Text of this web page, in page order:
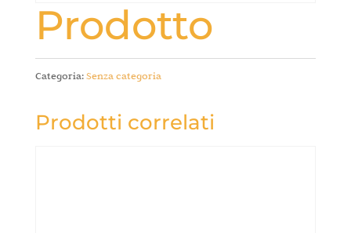
Prodotto
Categoria:Senza categoria
Prodotti correlati